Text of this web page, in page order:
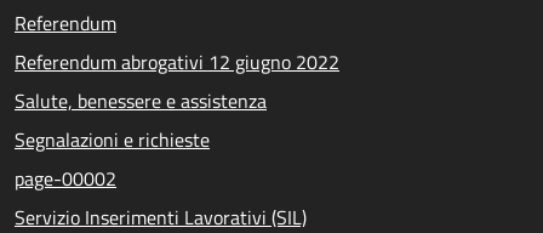
Referendum
Referendum abrogativi 12 giugno 2022
Salute, benessere e assistenza
Segnalazioni e richieste
page-00002
Servizio Inserimenti Lavorativi (SIL)